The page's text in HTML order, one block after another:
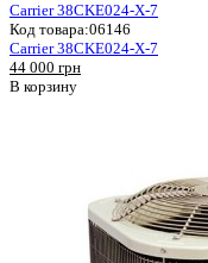
Carrier 38CKE024-X-7
Код товара:06146
Carrier 38CKE024-X-7
44 000 грн
В корзину